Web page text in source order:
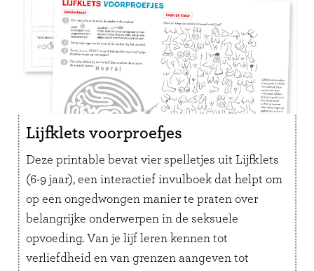
Lijfklets voorproefjes
Deze printable bevat vier spelletjes uit Lijfklets
(6-9 jaar), een interactief invulboek dat helpt om
op een ongedwongen manier te praten over
belangrijke onderwerpen in de seksuele
opvoeding. Van je lijf leren kennen tot
verliefdheid en van grenzen aangeven tot